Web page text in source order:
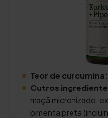
Teor de curcumina:
Outros
maçã micronizado,
pimenta preta